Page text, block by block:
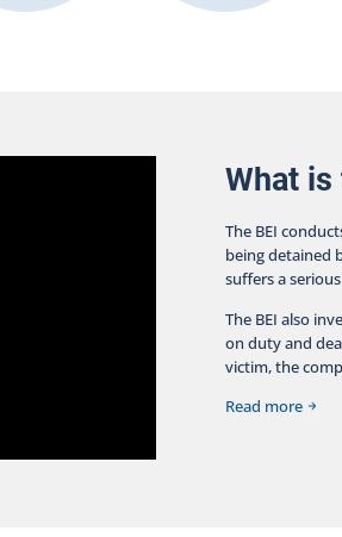
What is
The BEI
being detained
suffers a
The BEI also
on duty and
victim, the
Read more